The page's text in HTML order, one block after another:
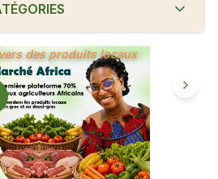
Africa